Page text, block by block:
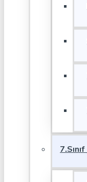
7.Sınıf